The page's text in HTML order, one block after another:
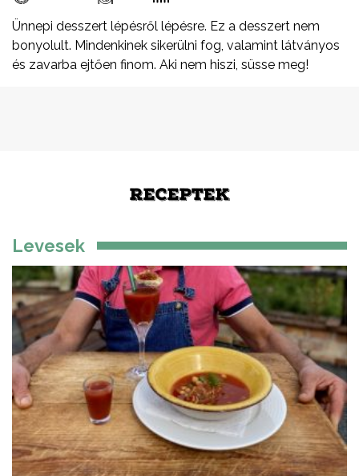
Ünnepi desszert lépésről lépésre. Ez a desszert nem
bonyolult. Mindenkinek sikerülni fog, valamint látványos
és zavarba ejtően finom. Aki nem hiszi, süsse meg!
RECEPTEK
Levesek